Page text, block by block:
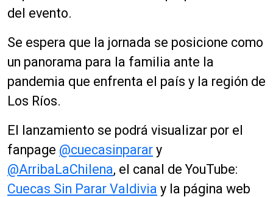
del evento.
Se espera que la jornada se posicione como
un panorama para la familia ante la
pandemia que enfrenta el país y la región de
Los Ríos.
El lanzamiento se podrá visualizar por el
fanpage @cuecasinparar y
@ArribaLaChilena, el canal de YouTube:
Cuecas Sin Parar Valdivia y la página web